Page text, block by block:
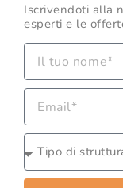
Iscrivendoti alla
esperti e le